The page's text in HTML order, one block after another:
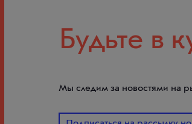
Будьте в
Мы следим за новостями на